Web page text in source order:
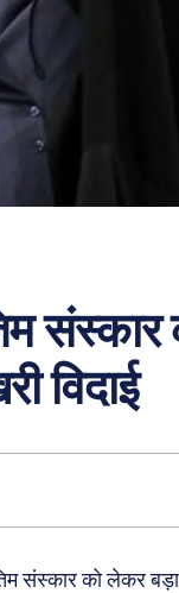
विदाई
संस्कार को लेकर